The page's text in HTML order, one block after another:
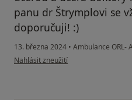
panu dr Štrymplovi se
doporučuji! :)
13. března 2024 • Ambulance ORL-
podle názoru uživatele Váš účet byl
Nahlásit zneužití